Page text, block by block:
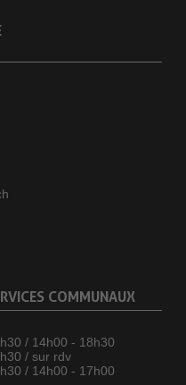
COMMUNAUX
/ 14h00 - 18h30
/ sur rdv
/ 14h00 - 17h00